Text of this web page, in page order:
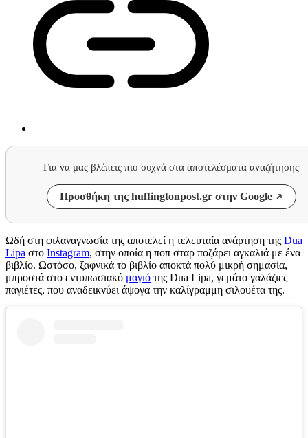
Για να μας βλέπεις πιο συχνά στα αποτελέσματα αναζήτησης
Προσθήκη της huffingtonpost.gr στην Google
Ωδή στη φιλαναγνωσία της αποτελεί η τελευταία ανάρτηση της Dua
Lipa στο Instagram, στην οποία η ποπ σταρ ποζάρει αγκαλιά με ένα
βιβλίο. Ωστόσο, ξαφνικά το βιβλίο αποκτά πολύ μικρή σημασία,
μπροστά στο εντυπωσιακό μαγιό της Dua Lipa, γεμάτο γαλάζιες
παγιέτες, που αναδεικνύει άψογα την καλίγραμμη σιλουέτα της.